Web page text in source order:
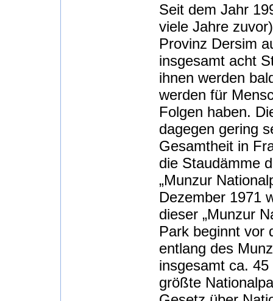
Seit dem Jahr
viele Jahre
Provinz Dersim
insgesamt acht
ihnen werden
werden für
Folgen haben.
dagegen gering
Gesamtheit in
die Staudämme
„Munzur
Dezember 1971
dieser „Munzur
Park beginnt vor
entlang des
insgesamt ca.
größte